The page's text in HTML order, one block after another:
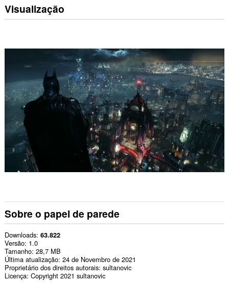
Visualização
Sobre o papel de parede
Downloads 63.822
Versão 1.0
Tamanho 28,7 MB
Última atualização 24 de Novembro de 2021
Proprietário dos direitos autorais sultanovic
Licença Copyright 2021 sultanovic